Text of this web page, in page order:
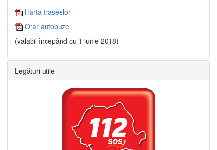
Harta traseelor
Orar autobuze
(valabil începând cu 1 iunie 2018)
Legături utile